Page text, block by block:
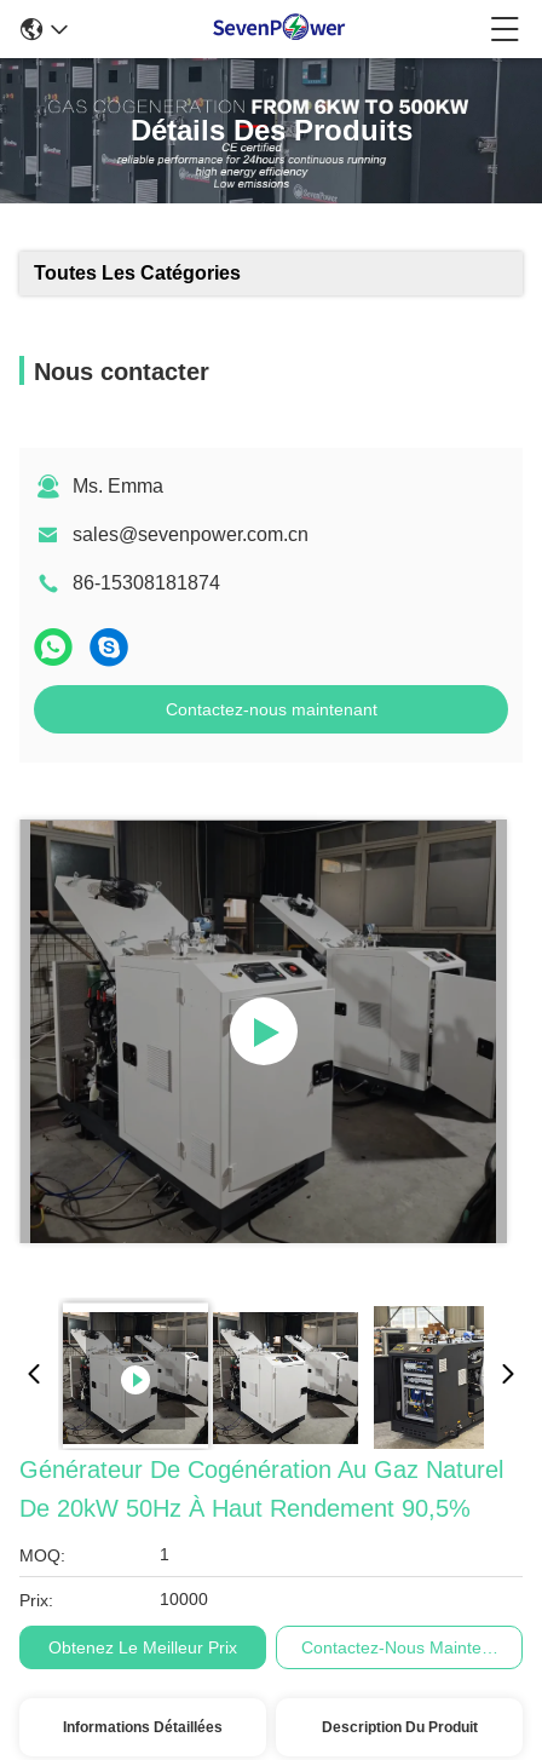
Détails Des Produits
Toutes Les Catégories
Nous contacter
Ms. Emma
sales@sevenpower.com.cn
86-15308181874
Contactez-nous maintenant
Générateur De Cogénération Au Gaz Naturel
De 20kW 50Hz À Haut Rendement 90,5%
MOQ: 1
Prix: 10000
Obtenez Le Meilleur Prix Contactez-Nous Maintenant
Informations Détaillées Description Du Produit